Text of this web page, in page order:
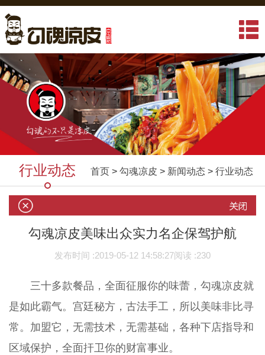
行业动态 首页 > 勾魂凉皮 > 新闻动态 > 行业动态
勾魂凉皮美味出众实力名企保驾护航
发布时间 :2019-05-12 14:58:27阅读 :230
三十多款餐品，全面征服你的味蕾，勾魂凉皮就
是如此霸气。宫廷秘方，古法手工，所以美味非比寻
常。加盟它，无需技术，无需基础，各种下店指导和
区域保护，全面扞卫你的财富事业。